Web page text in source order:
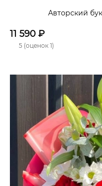
Авторский
11 590 ₽
5 (оценок 1)